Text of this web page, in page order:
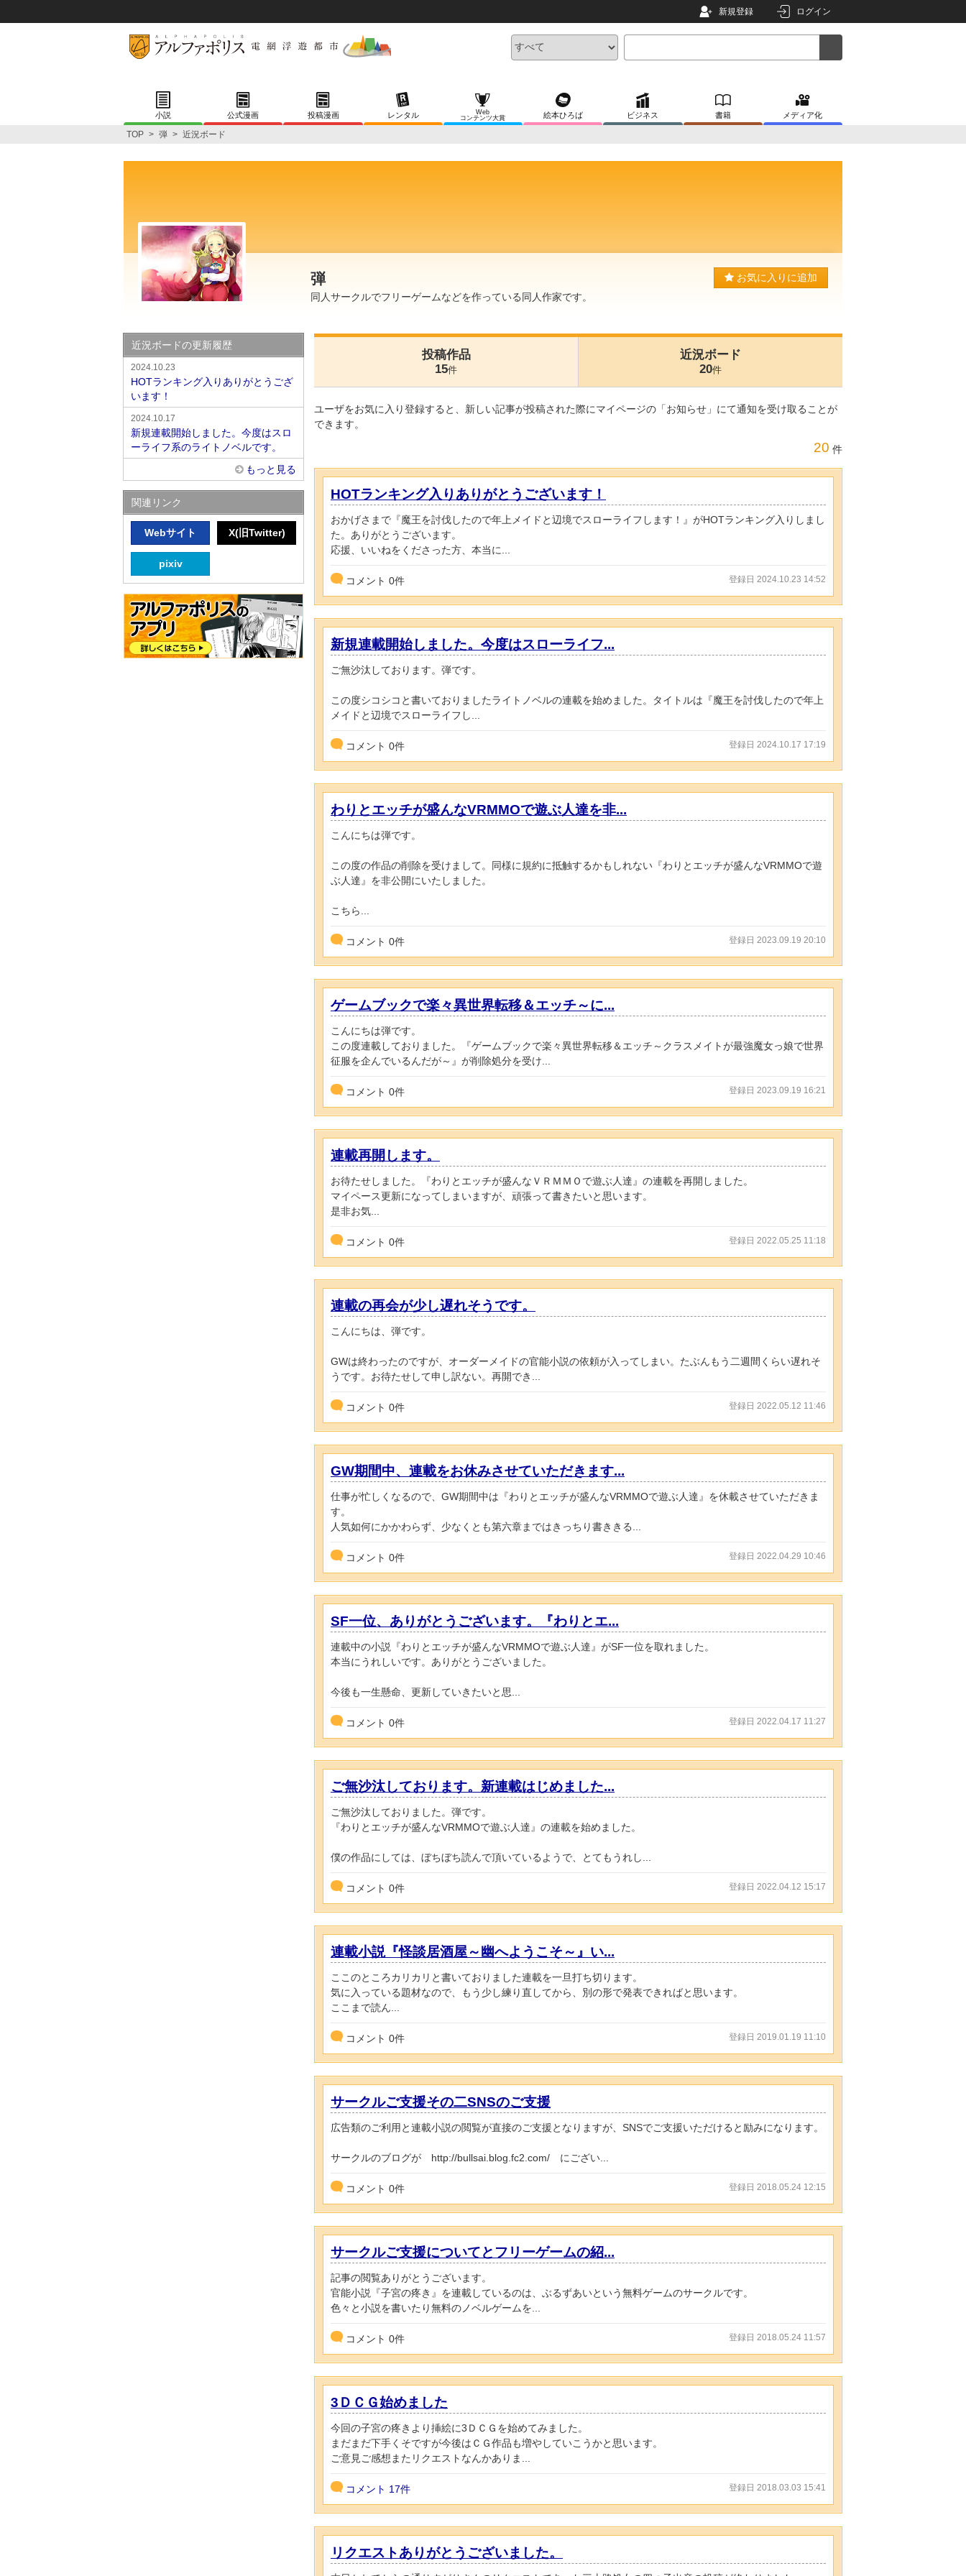
新規登録 ログイン
小説 公式漫画 投稿漫画 レンタル
Web
コンテンツ大賞
絵本ひろば ビジネス 書籍 メディア化
TOP > 弾 > 近況ボード
弾
同人サークルでフリーゲームなどを作っている同人作家です。
お気に入りに追加
投稿作品
15件
近況ボード
20件
ユーザをお気に入り登録すると、新しい記事が投稿された際にマイページの「お知らせ」にて通知を受け取ることが
できます。
20 件
HOTランキング入りありがとうございます！
おかげさまで『魔王を討伐したので年上メイドと辺境でスローライフします！』がHOTランキング入りしまし
た。ありがとうございます。
応援、いいねをくださった方、本当に...
コメント 0件 登録日 2024.10.23 14:52
新規連載開始しました。今度はスローライフ...
ご無沙汰しております。弾です。
この度シコシコと書いておりましたライトノベルの連載を始めました。タイトルは『魔王を討伐したので年上
メイドと辺境でスローライフし...
コメント 0件 登録日 2024.10.17 17:19
わりとエッチが盛んなVRMMOで遊ぶ人達を非...
こんにちは弾です。
この度の作品の削除を受けまして。同様に規約に抵触するかもしれない『わりとエッチが盛んなVRMMOで遊
ぶ人達』を非公開にいたしました。
こちら...
コメント 0件 登録日 2023.09.19 20:10
ゲームブックで楽々異世界転移＆エッチ～に...
こんにちは弾です。
この度連載しておりました。『ゲームブックで楽々異世界転移＆エッチ～クラスメイトが最強魔女っ娘で世界
征服を企んでいるんだが～』が削除処分を受け...
コメント 0件 登録日 2023.09.19 16:21
連載再開します。
お待たせしました。『わりとエッチが盛んなＶＲＭＭＯで遊ぶ人達』の連載を再開しました。
マイペース更新になってしまいますが、頑張って書きたいと思います。
是非お気...
コメント 0件 登録日 2022.05.25 11:18
連載の再会が少し遅れそうです。
こんにちは、弾です。
GWは終わったのですが、オーダーメイドの官能小説の依頼が入ってしまい。たぶんもう二週間くらい遅れそ
うです。お待たせして申し訳ない。再開でき...
コメント 0件 登録日 2022.05.12 11:46
GW期間中、連載をお休みさせていただきます...
仕事が忙しくなるので、GW期間中は『わりとエッチが盛んなVRMMOで遊ぶ人達』を休載させていただきま
す。
人気如何にかかわらず、少なくとも第六章まではきっちり書ききる...
コメント 0件 登録日 2022.04.29 10:46
SF一位、ありがとうございます。『わりとエ...
連載中の小説『わりとエッチが盛んなVRMMOで遊ぶ人達』がSF一位を取れました。
本当にうれしいです。ありがとうございました。
今後も一生懸命、更新していきたいと思...
コメント 0件 登録日 2022.04.17 11:27
ご無沙汰しております。新連載はじめました...
ご無沙汰しておりました。弾です。
『わりとエッチが盛んなVRMMOで遊ぶ人達』の連載を始めました。
僕の作品にしては、ぼちぼち読んで頂いているようで、とてもうれし...
コメント 0件 登録日 2022.04.12 15:17
連載小説『怪談居酒屋～幽へようこそ～』い...
ここのところカリカリと書いておりました連載を一旦打ち切ります。
気に入っている題材なので、もう少し練り直してから、別の形で発表できればと思います。
ここまで読ん...
コメント 0件 登録日 2019.01.19 11:10
サークルご支援その二SNSのご支援
広告類のご利用と連載小説の閲覧が直接のご支援となりますが、SNSでご支援いただけると励みになります。
サークルのブログが http://bullsai.blog.fc2.com/ にござい...
コメント 0件 登録日 2018.05.24 12:15
サークルご支援についてとフリーゲームの紹...
記事の閲覧ありがとうございます。
官能小説『子宮の疼き』を連載しているのは、ぶるずあいという無料ゲームのサークルです。
色々と小説を書いたり無料のノベルゲームを...
コメント 0件 登録日 2018.05.24 11:57
3ＤＣＧ始めました
今回の子宮の疼きより挿絵に3ＤＣＧを始めてみました。
まだまだ下手くそですが今後はＣＧ作品も増やしていこうかと思います。
ご意見ご感想またリクエストなんかありま...
コメント 17件 登録日 2018.03.03 15:41
リクエストありがとうございました。
近況ボードの更新履歴
2024.10.23
HOTランキング入りありがとうござ
います！
2024.10.17
新規連載開始しました。今度はスロ
ーライフ系のライトノベルです。
もっと見る
関連リンク
Webサイト X(旧Twitter)
pixiv